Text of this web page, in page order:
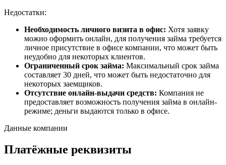
Недостатки:
Необходимость личного визита в офис: Хотя заявку
можно оформить онлайн, для получения займа требуется
личное присутствие в офисе компании, что может быть
неудобно для некоторых клиентов.
Ограниченный срок займа: Максимальный срок займа
составляет 30 дней, что может быть недостаточно для
некоторых заемщиков.
Отсутствие онлайн-выдачи средств: Компания не
предоставляет возможность получения займа в онлайн-
режиме; деньги выдаются только в офисе.
Данные компании
Платёжные реквизиты